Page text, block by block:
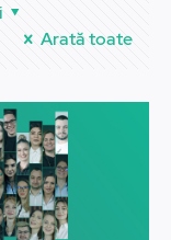
Arată toate